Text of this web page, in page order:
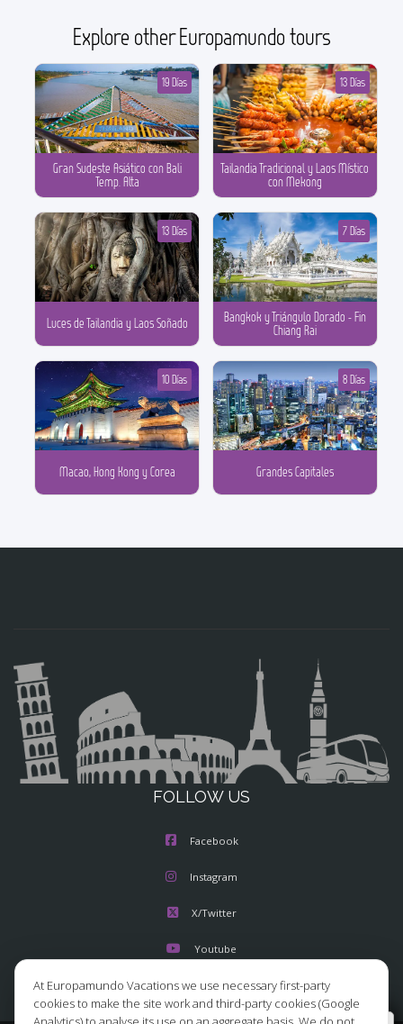
Explore other Europamundo tours
Gran Sudeste Asiático con Bali
Temp. Alta
19 Días
Tailandia Tradicional y Laos Místico
con Mekong
13 Días
Luces de Tailandia y Laos Soñado
13 Días
Bangkok y Triángulo Dorado - Fin
Chiang Rai
7 Días
Macao, Hong Kong y Corea
10 Días
Grandes Capitales
8 Días
FOLLOW US
Facebook
Instagram
X/Twitter
Youtube
At Europamundo Vacations we use necessary first-party
cookies to make the site work and third-party cookies (Google